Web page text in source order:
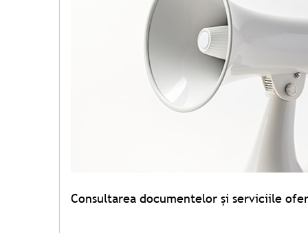
Consultarea documentelor şi serviciile